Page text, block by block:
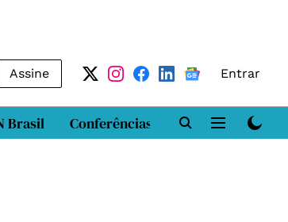
Assine Entrar
Brasil Conferências DN LAB